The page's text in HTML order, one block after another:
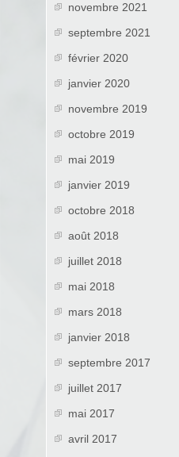
novembre 2021
septembre 2021
février 2020
janvier 2020
novembre 2019
octobre 2019
mai 2019
janvier 2019
octobre 2018
août 2018
juillet 2018
mai 2018
mars 2018
janvier 2018
septembre 2017
juillet 2017
mai 2017
avril 2017